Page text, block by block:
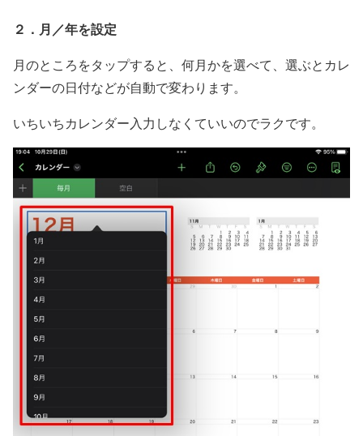
２．月／年を設定
月のところをタップすると、何月かを選べて、選ぶとカレ
ンダーの日付などが自動で変わります。
いちいちカレンダー入力しなくていいのでラクです。